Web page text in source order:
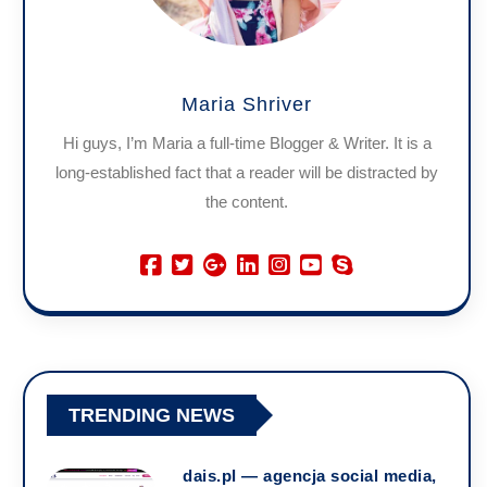
Maria Shriver
Hi guys, I’m Maria a full-time Blogger & Writer. It is a
long-established fact that a reader will be distracted by
the content.
TRENDING NEWS
dais.pl — agencja social media,